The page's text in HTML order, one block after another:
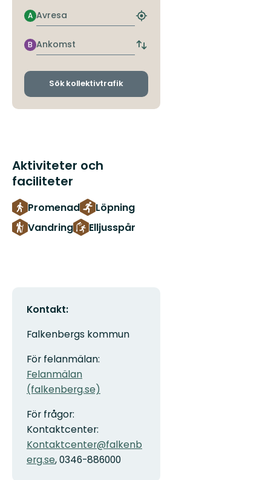
Avresa
A
Hitta
hållplats
Ankomst
B
Byt
och
Sök kollektivtrafik
Aktiviteter och
faciliteter
Promenad
Löpning
Vandring
Elljusspår
Kontakt:
Falkenbergs kommun
För felanmälan:
Felanmälan
(falkenberg.se)
För frågor:
Kontaktcenter:
Kontaktcenter@falkenb
erg.se, 0346-886000